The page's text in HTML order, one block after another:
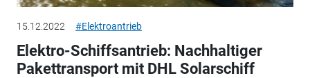
15.12.2022 #Elektroantrieb
Elektro-Schiffsantrieb: Nachhaltiger
Pakettransport mit DHL Solarschiff